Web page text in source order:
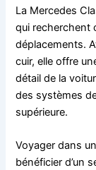
La Mercedes
qui recherchent
déplacements.
cuir, elle offre
détail de la
des systèmes
supérieure.
Voyager dans
bénéficier d’un